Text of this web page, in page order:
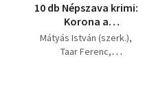
10 db Népszava krimi:
Korona a
reklámszatyorban +
Fekete péntek + A
Mátyás István (szerk.)
Taar Ferenc